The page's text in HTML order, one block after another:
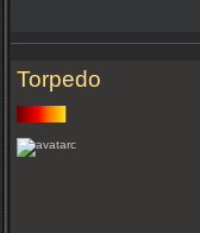
Torpedo